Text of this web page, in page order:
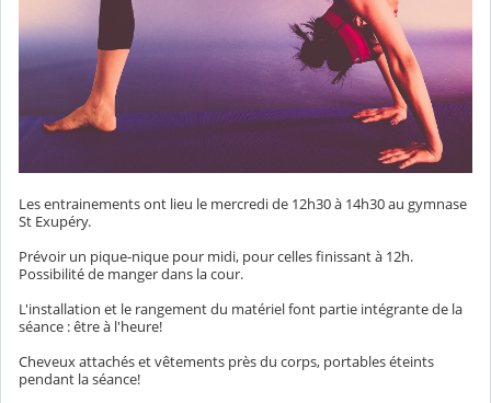
Les entrainements ont lieu le mercredi de 12h30 à 14h30 au gymnase
St Exupéry.
Prévoir un pique-nique pour midi, pour celles finissant à 12h.
Possibilité de manger dans la cour.
L'installation et le rangement du matériel font partie intégrante de la
séance : être à l'heure!
Cheveux attachés et vêtements près du corps, portables éteints
pendant la séance!